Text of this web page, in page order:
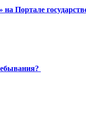
Портале